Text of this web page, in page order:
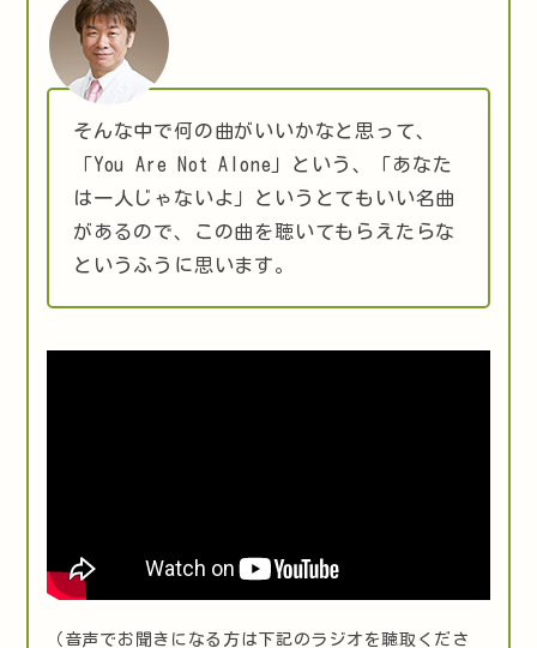
そんな中で何の曲がいいかなと思って、
「You Are Not Alone」という、「あなた
は一人じゃないよ」というとてもいい名曲
があるので、この曲を聴いてもらえたらな
というふうに思います。
（音声でお聞きになる方は下記のラジオを聴取くださ